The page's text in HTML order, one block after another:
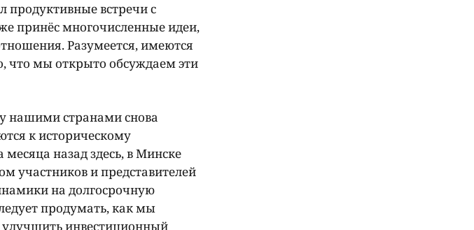
продуктивные встречи с
принёс многочисленные идеи,
Разумеется, имеются
что мы открыто обсуждаем эти
нашими странами снова
к историческому
назад здесь, в Минске
участников и представителей
на долгосрочную
продумать, как мы
инвестиционный